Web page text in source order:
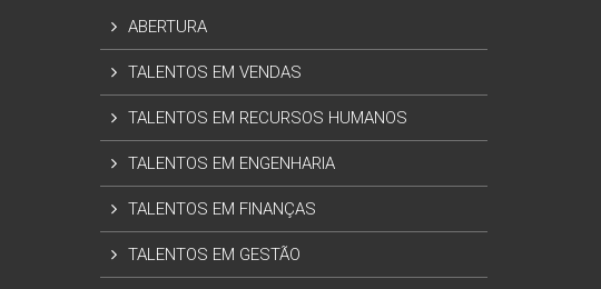
ABERTURA
TALENTOS EM VENDAS
TALENTOS EM RECURSOS HUMANOS
TALENTOS EM ENGENHARIA
TALENTOS EM FINANÇAS
TALENTOS EM GESTÃO